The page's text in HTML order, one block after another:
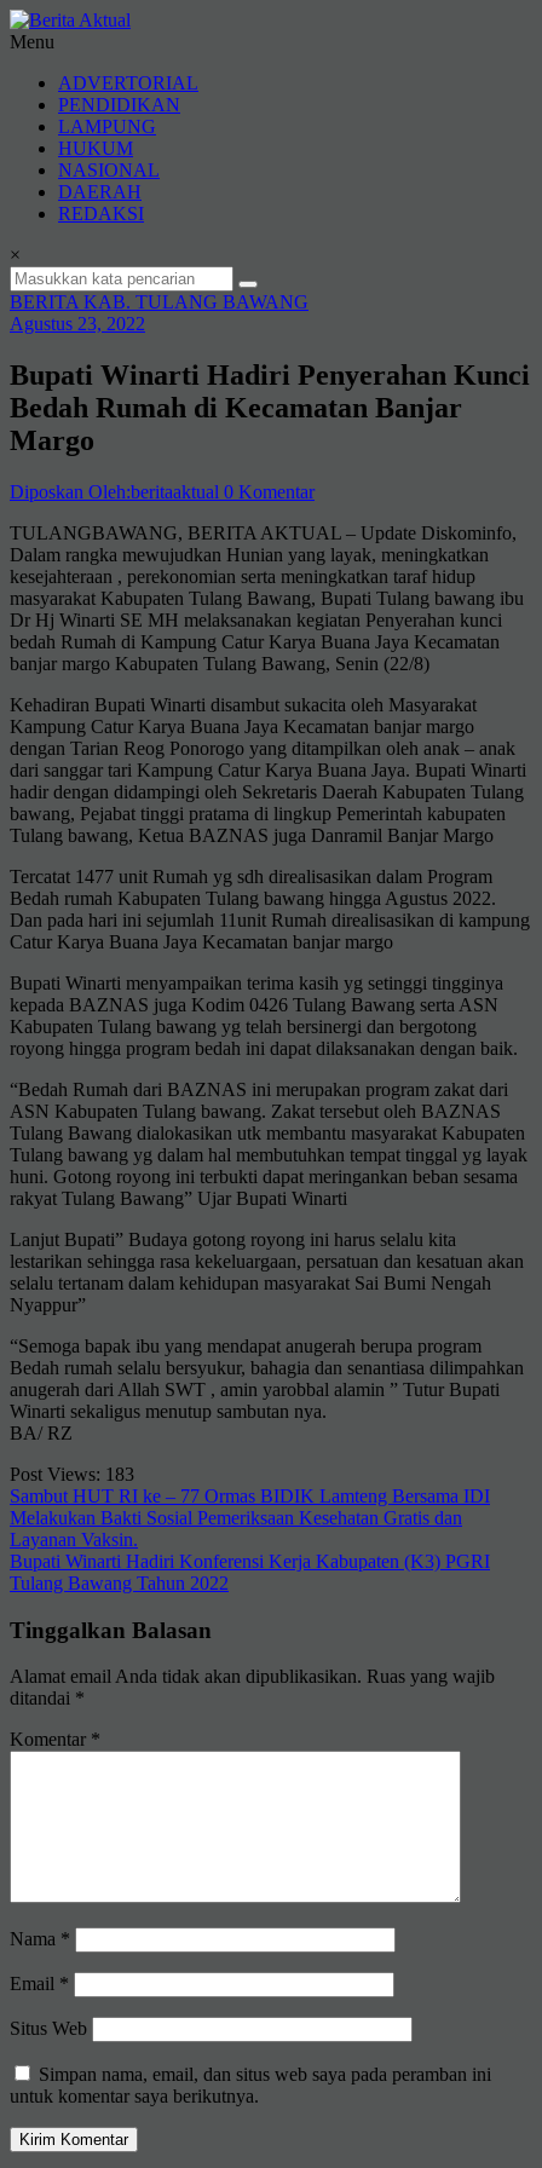
Lompat
ke
Aktual
terpercaya
Menu
ADVERTORIAL
PENDIDIKAN
LAMPUNG
HUKUM
NASIONAL
DAERAH
REDAKSI
×
BERITA KAB. TULANG BAWANG
Agustus 23, 2022
Bupati Winarti Hadiri Penyerahan Kunci
Bedah Rumah di Kecamatan Banjar
Margo
Diposkan Oleh:beritaaktual 0 Komentar
TULANGBAWANG, BERITA AKTUAL – Update Diskominfo,
Dalam rangka mewujudkan Hunian yang layak, meningkatkan
kesejahteraan , perekonomian serta meningkatkan taraf hidup
masyarakat Kabupaten Tulang Bawang, Bupati Tulang bawang ibu
Dr Hj Winarti SE MH melaksanakan kegiatan Penyerahan kunci
bedah Rumah di Kampung Catur Karya Buana Jaya Kecamatan
banjar margo Kabupaten Tulang Bawang, Senin (22/8)
Kehadiran Bupati Winarti disambut sukacita oleh Masyarakat
Kampung Catur Karya Buana Jaya Kecamatan banjar margo
dengan Tarian Reog Ponorogo yang ditampilkan oleh anak – anak
dari sanggar tari Kampung Catur Karya Buana Jaya. Bupati Winarti
hadir dengan didampingi oleh Sekretaris Daerah Kabupaten Tulang
bawang, Pejabat tinggi pratama di lingkup Pemerintah kabupaten
Tulang bawang, Ketua BAZNAS juga Danramil Banjar Margo
Tercatat 1477 unit Rumah yg sdh direalisasikan dalam Program
Bedah rumah Kabupaten Tulang bawang hingga Agustus 2022.
Dan pada hari ini sejumlah 11unit Rumah direalisasikan di kampung
Catur Karya Buana Jaya Kecamatan banjar margo
Bupati Winarti menyampaikan terima kasih yg setinggi tingginya
kepada BAZNAS juga Kodim 0426 Tulang Bawang serta ASN
Kabupaten Tulang bawang yg telah bersinergi dan bergotong
royong hingga program bedah ini dapat dilaksanakan dengan baik.
“Bedah Rumah dari BAZNAS ini merupakan program zakat dari
ASN Kabupaten Tulang bawang. Zakat tersebut oleh BAZNAS
Tulang Bawang dialokasikan utk membantu masyarakat Kabupaten
Tulang bawang yg dalam hal membutuhkan tempat tinggal yg layak
huni. Gotong royong ini terbukti dapat meringankan beban sesama
rakyat Tulang Bawang” Ujar Bupati Winarti
Lanjut Bupati” Budaya gotong royong ini harus selalu kita
lestarikan sehingga rasa kekeluargaan, persatuan dan kesatuan akan
selalu tertanam dalam kehidupan masyarakat Sai Bumi Nengah
Nyappur”
“Semoga bapak ibu yang mendapat anugerah berupa program
Bedah rumah selalu bersyukur, bahagia dan senantiasa dilimpahkan
anugerah dari Allah SWT , amin yarobbal alamin ” Tutur Bupati
Winarti sekaligus menutup sambutan nya.
BA/ RZ
Post Views: 183
Navigasi
pos
Sambut HUT RI ke – 77 Ormas BIDIK Lamteng Bersama IDI
Melakukan Bakti Sosial Pemeriksaan Kesehatan Gratis dan
Layanan Vaksin.
Bupati Winarti Hadiri Konferensi Kerja Kabupaten (K3) PGRI
Tulang Bawang Tahun 2022
Tinggalkan Balasan
Alamat email Anda tidak akan dipublikasikan. Ruas yang wajib
ditandai *
Komentar *
Nama *
Email *
Situs Web
Simpan nama, email, dan situs web saya pada peramban ini
untuk komentar saya berikutnya.